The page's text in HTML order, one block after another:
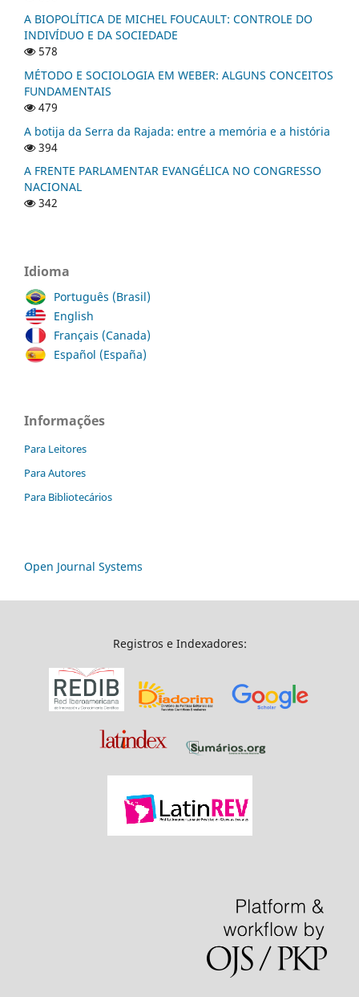
A BIOPOLÍTICA DE MICHEL FOUCAULT: CONTROLE DO
INDIVÍDUO E DA SOCIEDADE
578
MÉTODO E SOCIOLOGIA EM WEBER: ALGUNS CONCEITOS
FUNDAMENTAIS
479
A botija da Serra da Rajada: entre a memória e a história
394
A FRENTE PARLAMENTAR EVANGÉLICA NO CONGRESSO
NACIONAL
342
Idioma
Português (Brasil)
English
Français (Canada)
Español (España)
Informações
Para Leitores
Para Autores
Para Bibliotecários
Open Journal Systems
Registros e Indexadores: